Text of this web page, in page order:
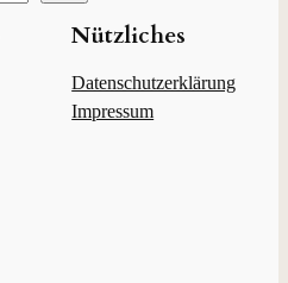
Nützliches
Datenschutzerklärung
Impressum